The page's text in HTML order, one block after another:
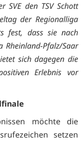
den TSV Schott
der Regionalliga
fest, dass sie nach
Rheinland-Pfalz/Saar
sich dagegen die
Erlebnis vor
möchte die
setzen